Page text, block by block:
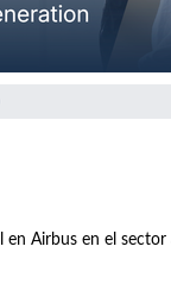
Airbus en el sector